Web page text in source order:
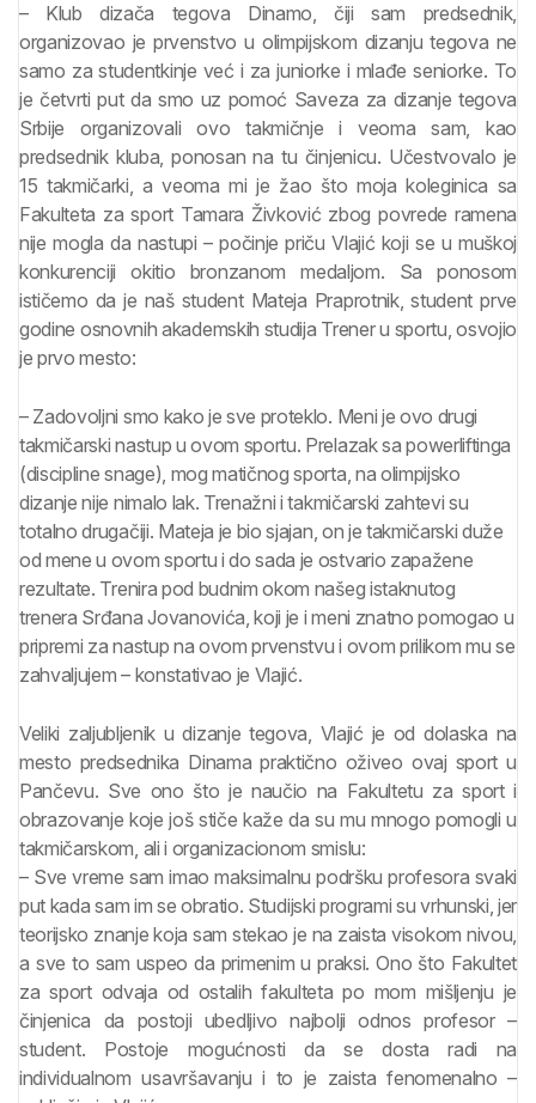
– Klub dizača tegova Dinamo, čiji sam predsednik,
organizovao je prvenstvo u olimpijskom dizanju tegova ne
samo za studentkinje već i za juniorke i mlađe seniorke. To
je četvrti put da smo uz pomoć Saveza za dizanje tegova
Srbije organizovali ovo takmičnje i veoma sam, kao
predsednik kluba, ponosan na tu činjenicu. Učestvovalo je
15 takmičarki, a veoma mi je žao što moja koleginica sa
Fakulteta za sport Tamara Živković zbog povrede ramena
nije mogla da nastupi – počinje priču Vlajić koji se u muškoj
konkurenciji okitio bronzanom medaljom. Sa ponosom
ističemo da je naš student Mateja Praprotnik, student prve
godine osnovnih akademskih studija Trener u sportu, osvojio
je prvo mesto:
– Zadovoljni smo kako je sve proteklo. Meni je ovo drugi
takmičarski nastup u ovom sportu. Prelazak sa powerliftinga
(discipline snage), mog matičnog sporta, na olimpijsko
dizanje nije nimalo lak. Trenažni i takmičarski zahtevi su
totalno drugačiji. Mateja je bio sjajan, on je takmičarski duže
od mene u ovom sportu i do sada je ostvario zapažene
rezultate. Trenira pod budnim okom našeg istaknutog
trenera Srđana Jovanovića, koji je i meni znatno pomogao u
pripremi za nastup na ovom prvenstvu i ovom prilikom mu se
zahvaljujem – konstativao je Vlajić.
Veliki zaljubljenik u dizanje tegova, Vlajić je od dolaska na
mesto predsednika Dinama praktično oživeo ovaj sport u
Pančevu. Sve ono što je naučio na Fakultetu za sport i
obrazovanje koje još stiče kaže da su mu mnogo pomogli u
takmičarskom, ali i organizacionom smislu:
– Sve vreme sam imao maksimalnu podršku profesora svaki
put kada sam im se obratio. Studijski programi su vrhunski, jer
teorijsko znanje koja sam stekao je na zaista visokom nivou,
a sve to sam uspeo da primenim u praksi. Ono što Fakultet
za sport odvaja od ostalih fakulteta po mom mišljenju je
činjenica da postoji ubedljivo najbolji odnos profesor –
student. Postoje mogućnosti da se dosta radi na
individualnom usavršavanju i to je zaista fenomenalno –